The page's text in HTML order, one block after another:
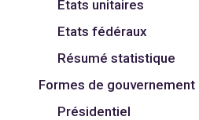
Etats unitaires
Etats fédéraux
Résumé statistique
Formes de gouvernement
Présidentiel